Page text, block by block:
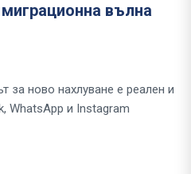
вълна
за ново нахлуване е реален и
WhatsApp и Instagram